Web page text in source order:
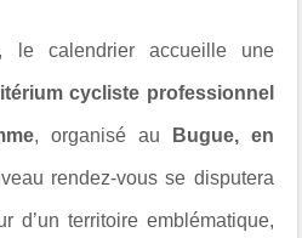
le calendrier accueille une
cycliste professionnel
, organisé au Bugue, en
rendez-vous se disputera
d’un territoire emblématique,